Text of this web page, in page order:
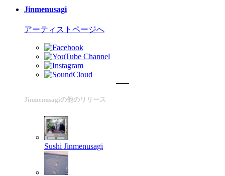
Jinmenusagi
アーティストページへ
Jinmenusagiの他のリリース
Sushi Jinmenusagi